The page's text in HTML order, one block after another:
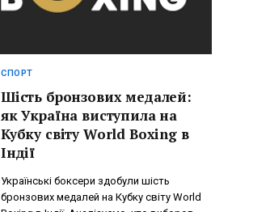
СПОРТ
Шість бронзових медалей:
як Україна виступила на
Кубку світу World Boxing в
Індії
Українські боксери здобули шість
бронзових медалей на Кубку світу World